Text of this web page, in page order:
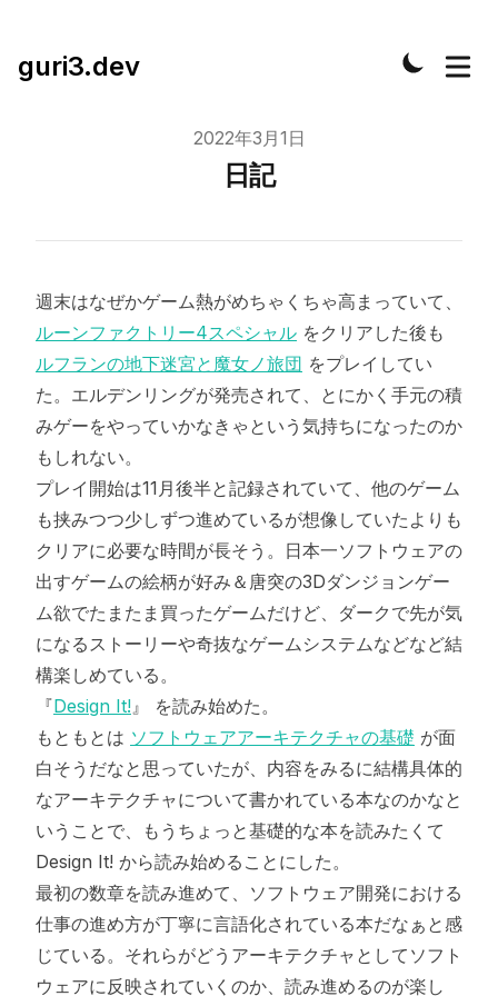
guri3.dev
2022年3月1日
日記
週末はなぜかゲーム熱がめちゃくちゃ高まっていて、
ルーンファクトリー4スペシャル をクリアした後も
ルフランの地下迷宮と魔女ノ旅団 をプレイしてい
た。エルデンリングが発売されて、とにかく手元の積
みゲーをやっていかなきゃという気持ちになったのか
もしれない。
プレイ開始は11月後半と記録されていて、他のゲーム
も挟みつつ少しずつ進めているが想像していたよりも
クリアに必要な時間が長そう。日本一ソフトウェアの
出すゲームの絵柄が好み＆唐突の3Dダンジョンゲー
ム欲でたまたま買ったゲームだけど、ダークで先が気
になるストーリーや奇抜なゲームシステムなどなど結
構楽しめている。
『Design It!』 を読み始めた。
もともとは ソフトウェアアーキテクチャの基礎 が面
白そうだなと思っていたが、内容をみるに結構具体的
なアーキテクチャについて書かれている本なのかなと
いうことで、もうちょっと基礎的な本を読みたくて
Design It! から読み始めることにした。
最初の数章を読み進めて、ソフトウェア開発における
仕事の進め方が丁寧に言語化されている本だなぁと感
じている。それらがどうアーキテクチャとしてソフト
ウェアに反映されていくのか、読み進めるのが楽し